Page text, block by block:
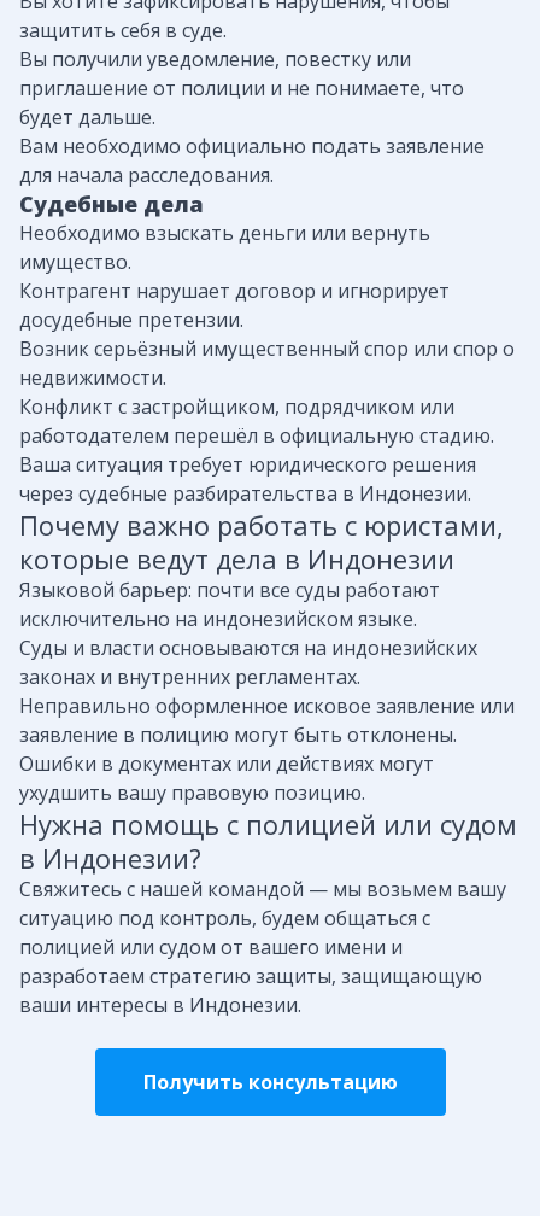
защитить себя в суде.
Вы получили уведомление, повестку или
приглашение от полиции и не понимаете, что
будет дальше.
Вам необходимо официально подать заявление
для начала расследования.
Судебные дела
Необходимо взыскать деньги или вернуть
имущество.
Контрагент нарушает договор и игнорирует
досудебные претензии.
Возник серьёзный имущественный спор или спор о
недвижимости.
Конфликт с застройщиком, подрядчиком или
работодателем перешёл в официальную стадию.
Ваша ситуация требует юридического решения
через судебные разбирательства в Индонезии.
Почему важно работать с юристами,
которые ведут дела в Индонезии
Языковой барьер: почти все суды работают
исключительно на индонезийском языке.
Суды и власти основываются на индонезийских
законах и внутренних регламентах.
Неправильно оформленное исковое заявление или
заявление в полицию могут быть отклонены.
Ошибки в документах или действиях могут
ухудшить вашу правовую позицию.
Нужна помощь с полицией или судом
в Индонезии?
Свяжитесь с нашей командой — мы возьмем вашу
ситуацию под контроль, будем общаться с
полицией или судом от вашего имени и
разработаем стратегию защиты, защищающую
ваши интересы в Индонезии.
Получить консультацию